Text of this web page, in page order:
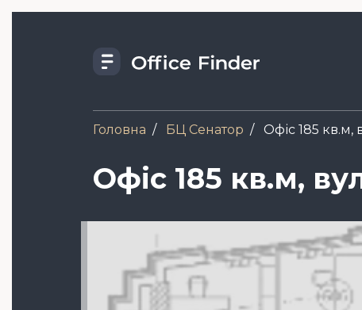
Головна БЦ Сенатор Офіс 185 кв.м,
Офіс 185 кв.м,